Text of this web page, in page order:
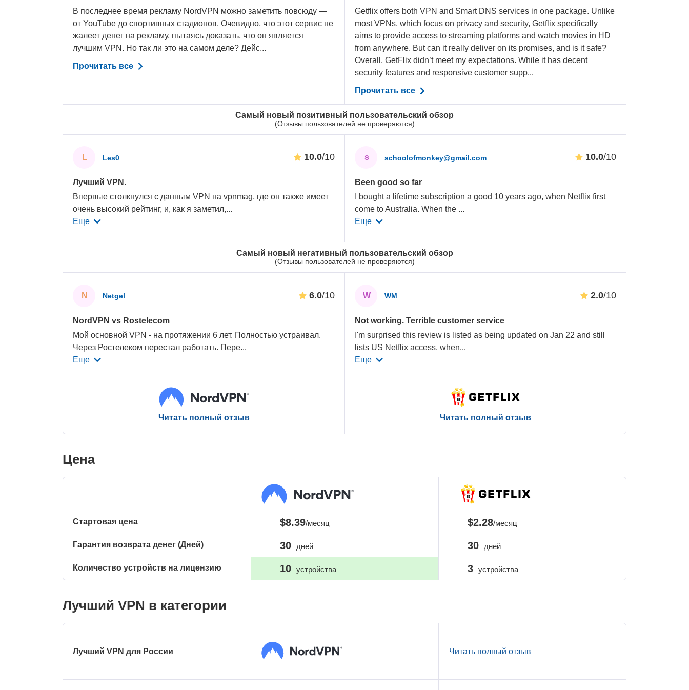
Самый новый позитивный пользовательский обзор
(Отзывы пользователей не проверяются)
Самый новый негативный пользовательский обзор
(Отзывы пользователей не проверяются)
В последнее время рекламу NordVPN можно заметить повсюду —
от YouTube до спортивных стадионов. Очевидно, что этот сервис не
жалеет денег на рекламу, пытаясь доказать, что он является
лучшим VPN. Но так ли это на самом деле? Дейс...
Прочитать все
L Les0 10.0/10
Лучший VPN.
Впервые столкнулся с данным VPN на vpnmag, где он также имеет
очень высокий рейтинг, и, как я заметил,...
Еще
N Netgel 6.0/10
NordVPN vs Rostelecom
Мой основной VPN - на протяжении 6 лет. Полностью устраивал.
Через Ростелеком перестал работать. Пере...
Еще
Читать полный отзыв
Getflix offers both VPN and Smart DNS services in one package. Unlike
most VPNs, which focus on privacy and security, Getflix specifically
aims to provide access to streaming platforms and watch movies in HD
from anywhere. But can it really deliver on its promises, and is it safe?
Overall, GetFlix didn’t meet my expectations. While it has decent
security features and responsive customer supp...
Прочитать все
s schoolofmonkey@gmail.com 10.0/10
Been good so far
I bought a lifetime subscription a good 10 years ago, when Netflix first
come to Australia. When the ...
Еще
W WM 2.0/10
Not working. Terrible customer service
I'm surprised this review is listed as being updated on Jan 22 and still
lists US Netflix access, when...
Еще
Читать полный отзыв
Цена
Стартовая цена
Гарантия возврата денег (Дней)
Количество устройств на лицензию
$8.39/месяц
30 дней
10 устройства
$2.28/месяц
30 дней
3 устройства
Лучший VPN в категории
Лучший VPN для России Читать полный отзыв